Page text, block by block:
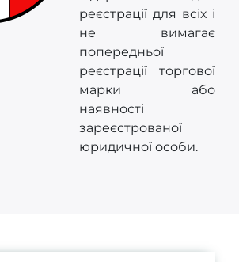
реєстрації для всіх і
не вимагає
попередньої
реєстрації торгової
марки або
наявності
зареєстрованої
юридичної особи.